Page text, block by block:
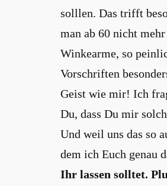
solllen. Das trifft
man ab 60 nicht
Winkearme, so
Vorschriften
Geist wie mir! Ich
Du, dass Du mir
Und weil uns das so
dem ich Euch genau
Ihr lassen solltet.